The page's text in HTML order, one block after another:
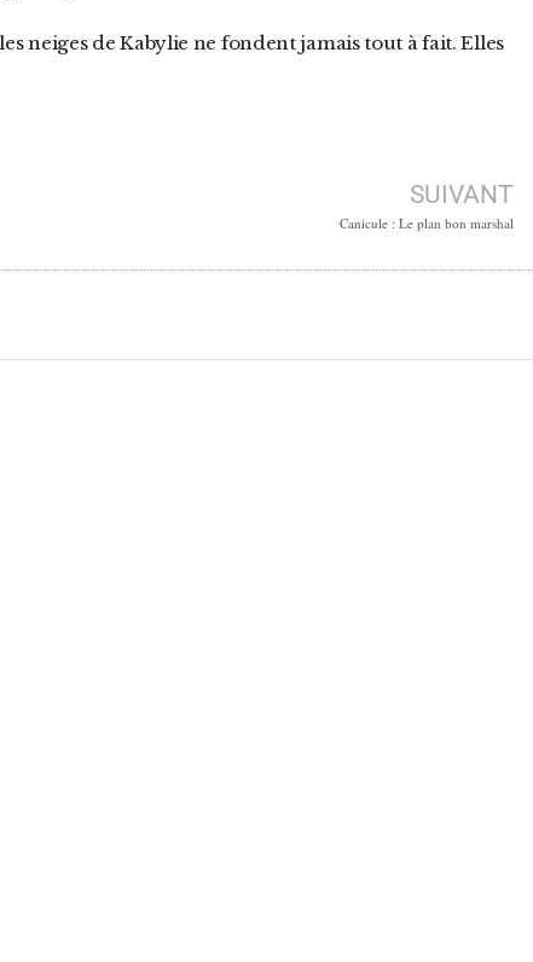
SUIVANT
Canicule : Le plan bon marshal